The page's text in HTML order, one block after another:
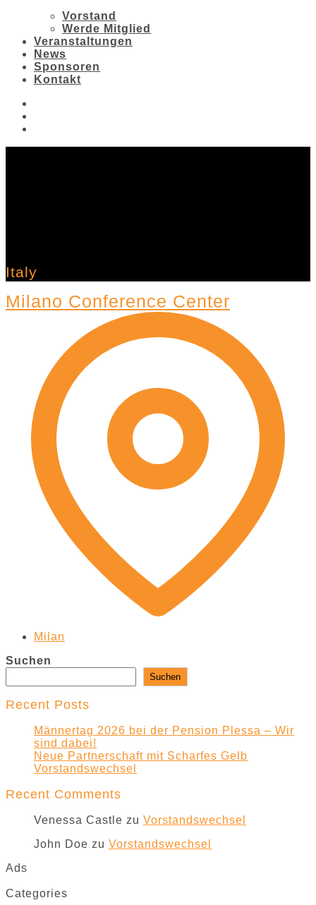
Vorstand
Werde Mitglied
Veranstaltungen
News
Sponsoren
Kontakt
Italy
Milano Conference Center
Milan
Suchen
Suchen
Recent Posts
Männertag 2026 bei der Pension Plessa – Wir
sind dabei!
Neue Partnerschaft mit Scharfes Gelb
Vorstandswechsel
Recent Comments
Venessa Castle zu Vorstandswechsel
John Doe zu Vorstandswechsel
Ads
Categories